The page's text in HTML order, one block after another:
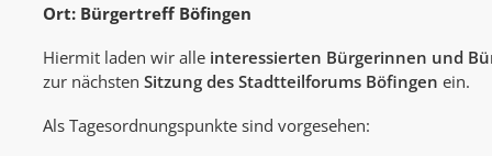
Ort: Bürgertreff Böfingen
Hiermit laden wir alle interessierten Bürgerinnen und
zur nächstenSitzung des Stadtteilforums Böfingen ein.
Als Tagesordnungspunkte sind vorgesehen: